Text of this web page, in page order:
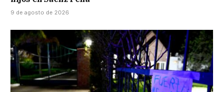
9 de agosto de 2026